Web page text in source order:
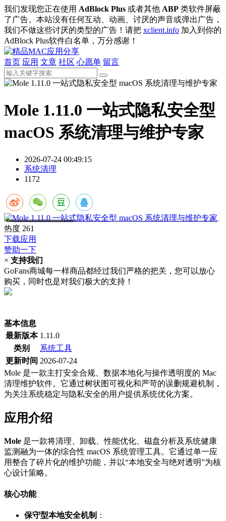
我们发现您正在使用 AdBlock Plus 或者其他 ABP 类软件屏蔽
了广告。本站没有任何互动、动画、讨厌的声音或弹出广告，
我们不做这些讨厌的类型的广告！请把 xclient.info 加入到你的
AdBlock Plus软件白名单，万分感谢！
首页 应用 文章 社区 心愿单 留言
Mole 1.11.0 一站式隐私安全型
macOS 系统清理与维护专家
2026-07-24 00:49:15
系统清理
1172
热度 261
下载应用
赞助一下
× 支持我们
GoFans商城每一样商品都经过我们严格的把关，您可以放心
购买，同时也是对我们极大的支持！
基本信息
最新版本 1.11.0
类别
系统工具
更新时间 2026-07-24
Mole 是一款主打安全合规、数据本地化与操作透明度的 Mac
清理维护软件。它通过树状图可视化和严苛的误删规避机制，
为关注系统稳定与隐私安全的用户提供系统优化方案。
应用介绍
Mole 是一款将清理、卸载、性能优化、磁盘分析及系统健康
监测融为一体的综合性 macOS 系统管理工具。它通过单一应
用整合了碎片化的维护功能，并以“本地安全与绝对透明”为核
心设计策略。
核心功能
保守型本地安全机制 ：